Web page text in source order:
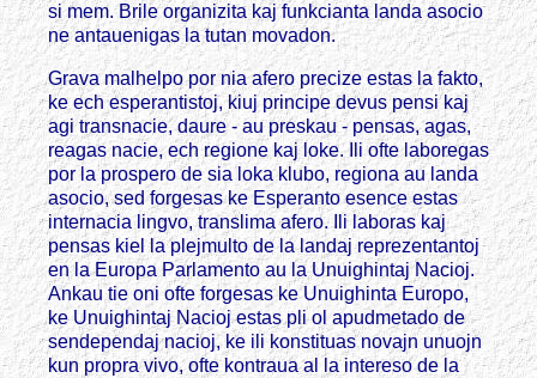
si mem. Brile organizita kaj funkcianta landa asocio
ne antauenigas la tutan movadon.
Grava malhelpo por nia afero precize estas la fakto,
ke ech esperantistoj, kiuj principe devus pensi kaj
agi transnacie, daure - au preskau - pensas, agas,
reagas nacie, ech regione kaj loke. Ili ofte laboregas
por la prospero de sia loka klubo, regiona au landa
asocio, sed forgesas ke Esperanto esence estas
internacia lingvo, translima afero. Ili laboras kaj
pensas kiel la plejmulto de la landaj reprezentantoj
en la Europa Parlamento au la Unuighintaj Nacioj.
Ankau tie oni ofte forgesas ke Unuighinta Europo,
ke Unuighintaj Nacioj estas pli ol apudmetado de
sendependaj nacioj, ke ili konstituas novajn unuojn
kun propra vivo, ofte kontraua al la intereso de la